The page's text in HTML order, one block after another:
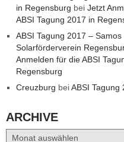
in Regensburg beiJetzt
ABSI Tagung 2017 in
ABSI Tagung 2017 – Samos
Solarförderverein
Anmelden für die ABSI
Regensburg
Creuzburg beiABSI Tagung
ARCHIVE
Archive